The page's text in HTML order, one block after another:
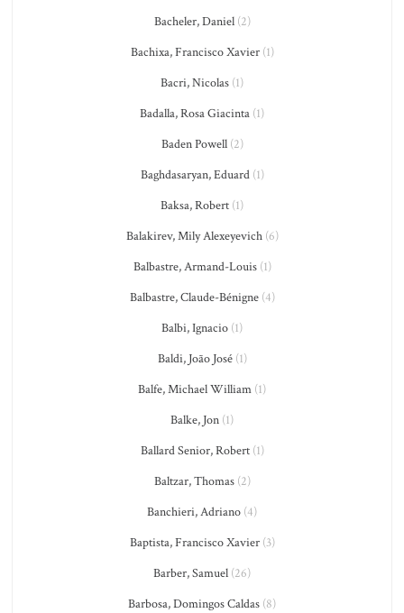
Bacheler, Daniel(2)
Bachixa, Francisco Xavier(1)
Bacri, Nicolas (1)
Badalla, Rosa Giacinta (1)
Baden Powell(2)
Baghdasaryan, Eduard(1)
Baksa, Robert (1)
Balakirev, Mily Alexeyevich(6)
Balbastre, Armand-Louis(1)
Balbastre, Claude-Bénigne(4)
Balbi, Ignacio (1)
Baldi, João José(1)
Balfe, Michael William (1)
Balke, Jon (1)
Ballard Senior, Robert(1)
Baltzar, Thomas(2)
Banchieri, Adriano (4)
Baptista, Francisco Xavier(3)
Barber, Samuel (26)
Barbosa, Domingos Caldas (8)